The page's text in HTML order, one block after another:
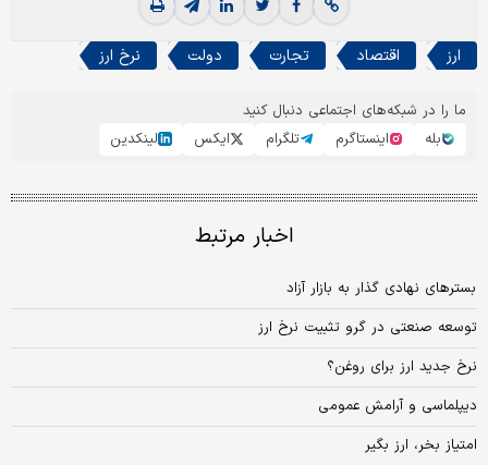
ارز اقتصاد تجارت دولت نرخ ارز
ما را در شبکه‌های اجتماعی دنبال کنید
بله
اینستاگرم تلگرام ایکس لینکدین
اخبار مرتبط
بسترهای نهادی گذار به بازار آزاد
توسعه صنعتی در گرو تثبیت نرخ ارز
نرخ جدید ارز برای روغن؟
دیپلماسی و آرامش عمومی
امتیاز بخر، ارز بگیر